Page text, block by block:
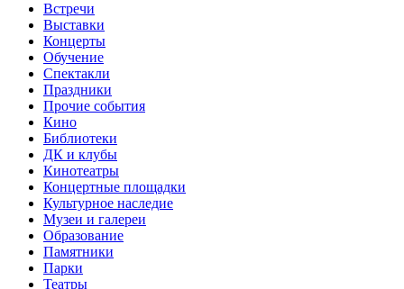
Встречи
Выставки
Концерты
Обучение
Спектакли
Праздники
Прочие события
Кино
Библиотеки
ДК и клубы
Кинотеатры
Концертные площадки
Культурное наследие
Музеи и галереи
Образование
Памятники
Парки
Театры